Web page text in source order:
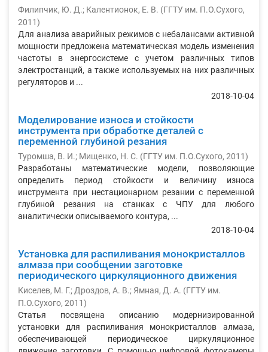
Филипчик, Ю. Д.; Калентионок, Е. В. (ГГТУ им. П.О.Сухого,
2011)
Для анализа аварийных режимов с небалансами активной
мощности предложена математическая модель изменения
частоты в энергосистеме с учетом различных типов
электростанций, а также используемых на них различных
регуляторов и ...
2018-10-04
Моделирование износа и стойкости
инструмента при обработке деталей с
переменной глубиной резания
Туромша, В. И.; Мищенко, Н. С. (ГГТУ им. П.О.Сухого, 2011)
Разработаны математические модели, позволяющие
определить период стойкости и величину износа
инструмента при нестационарном резании с переменной
глубиной резания на станках с ЧПУ для любого
аналитически описываемого контура, ...
2018-10-04
Установка для распиливания монокристаллов
алмаза при сообщении заготовке
периодического циркуляционного движения
Киселев, М. Г.; Дроздов, А. В.; Ямная, Д. А. (ГГТУ им.
П.О.Сухого, 2011)
Статья посвящена описанию модернизированной
установки для распиливания монокристаллов алмаза,
обеспечивающей периодическое циркуляционное